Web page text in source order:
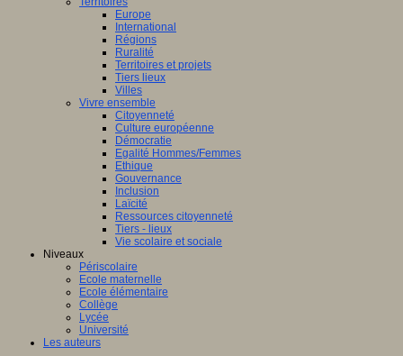
Europe
International
Régions
Ruralité
Territoires et projets
Tiers lieux
Villes
Vivre ensemble
Citoyenneté
Culture européenne
Démocratie
Egalité Hommes/Femmes
Ethique
Gouvernance
Inclusion
Laïcité
Ressources citoyenneté
Tiers - lieux
Vie scolaire et sociale
Niveaux
Périscolaire
Ecole maternelle
Ecole élémentaire
Collège
Lycée
Université
Les auteurs